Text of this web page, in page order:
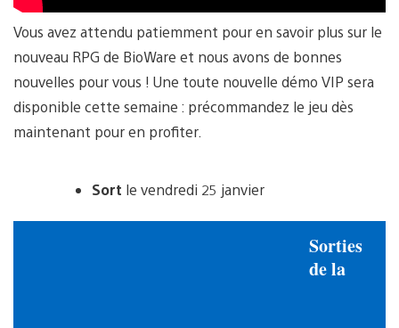
Vous avez attendu patiemment pour en savoir plus sur le
nouveau RPG de BioWare et nous avons de bonnes
nouvelles pour vous ! Une toute nouvelle démo VIP sera
disponible cette semaine : précommandez le jeu dès
maintenant pour en profiter.
Sort le vendredi 25 janvier
Sorties
de la